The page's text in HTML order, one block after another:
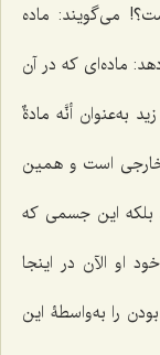
مى‌گویند: ماده
ماده‌اى كه در آن
به‌عنوان أنَّه مادةٌ
است و همین
این جسمى كه
او الآن در اینجا
را به‌واسطۀ این